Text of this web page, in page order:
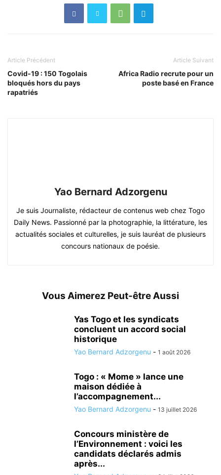
Article Précédent
Covid-19 : 150 Togolais
bloqués hors du pays
rapatriés
Article Suivant
Africa Radio recrute pour un
poste basé en France
Yao Bernard Adzorgenu
Je suis Journaliste, rédacteur de contenus web chez Togo
Daily News. Passionné par la photographie, la littérature, les
actualités sociales et culturelles, je suis lauréat de plusieurs
concours nationaux de poésie.
Vous Aimerez Peut-être Aussi
Yas Togo et les syndicats
concluent un accord social
historique
Yao Bernard Adzorgenu - 1 août 2026
Togo : « Mome » lance une
maison dédiée à
l’accompagnement...
Yao Bernard Adzorgenu - 13 juillet 2026
Concours ministère de
l’Environnement : voici les
candidats déclarés admis
après...